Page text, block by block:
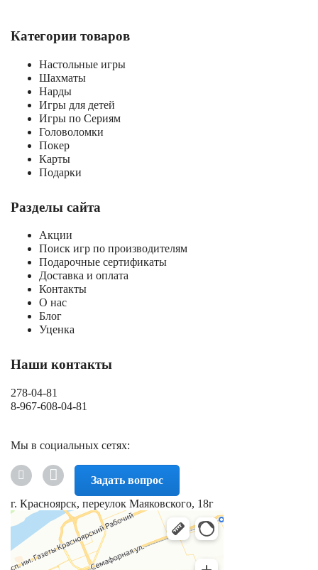
Категории товаров
Настольные игры
Шахматы
Нарды
Игры для детей
Игры по Сериям
Головоломки
Покер
Карты
Подарки
Разделы сайта
Акции
Поиск игр по производителям
Подарочные сертификаты
Доставка и оплата
Контакты
О нас
Блог
Уценка
Наши контакты
278-04-81
8-967-608-04-81
Мы в социальных сетях:
Задать вопрос
г. Красноярск, переулок Маяковского, 18г